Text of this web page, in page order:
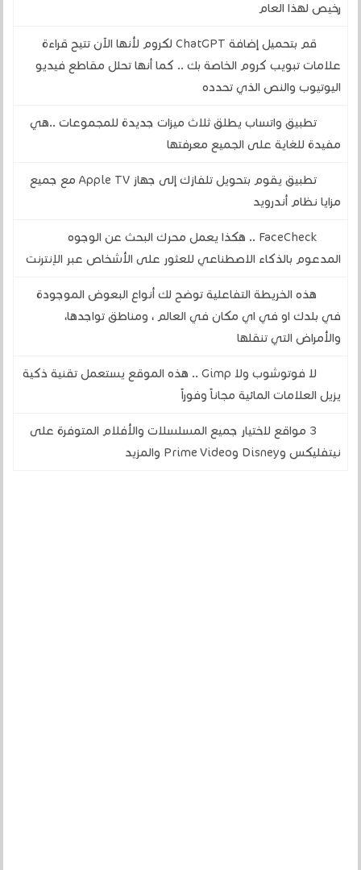
رخيص لهذا العام
قم بتحميل إضافة ChatGPT لكروم لأنها الآن تتيح قراءة
علامات تبويب كروم الخاصة بك .. كما أنها تحلل مقاطع فيديو
اليوتيوب والنص الذي تحدده
تطبيق واتساب يطلق ثلاث ميزات جديدة للمجموعات ..هي
مفيدة للغاية على الجميع معرفتها
تطبيق يقوم بتحويل تلفازك إلى جهاز Apple TV مع جميع
مزايا نظام أندرويد
FaceCheck .. هكذا يعمل محرك البحث عن الوجوه
المدعوم بالذكاء الاصطناعي للعثور على الأشخاص عبر الإنترنت
هذه الخريطة التفاعلية توضح لك أنواع البعوض الموجودة
في بلدك او في اي مكان في العالم ، ومناطق تواجدها،
والأمراض التي تنقلها
لا فوتوشوب ولا Gimp .. هذه الموقع يستعمل تقنية ذكية
يزيل العلامات المائية مجاناً وفوراً
3 مواقع لاختيار جميع المسلسلات والأفلام المتوفرة على
نيتفليكس وDisney وPrime Video والمزيد